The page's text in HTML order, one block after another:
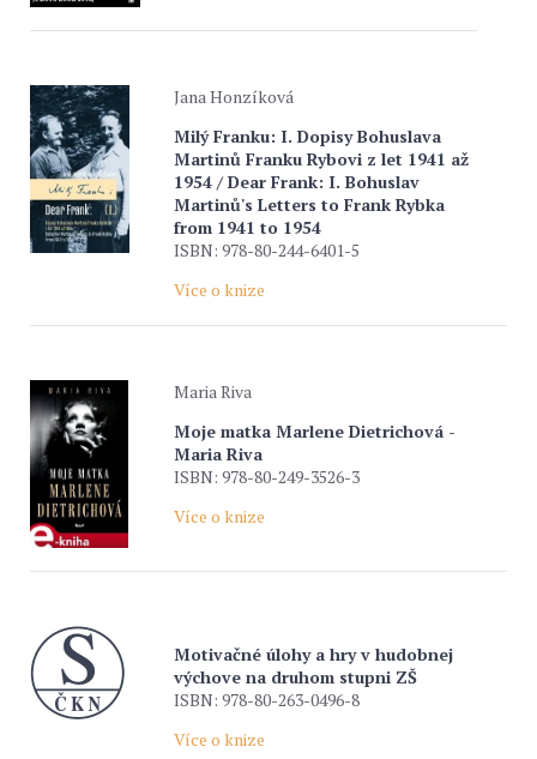
Jana Honzíková
Milý Franku: I. Dopisy Bohuslava
Martinů Franku Rybovi z let 1941 až
1954 / Dear Frank: I. Bohuslav
Martinů's Letters to Frank Rybka
from 1941 to 1954
ISBN: 978-80-244-6401-5
Více o knize
Maria Riva
Moje matka Marlene Dietrichová -
Maria Riva
ISBN: 978-80-249-3526-3
Více o knize
Motivačné úlohy a hry v hudobnej
výchove na druhom stupni ZŠ
ISBN: 978-80-263-0496-8
Více o knize